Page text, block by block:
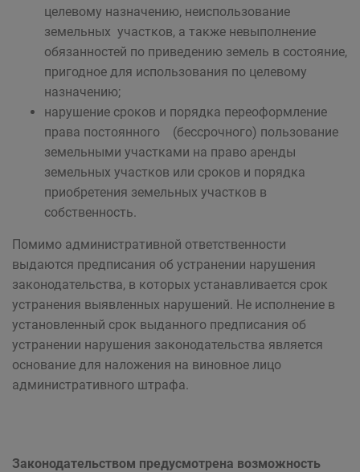
целевому назначению, неиспользование
земельных участков, а также невыполнение
обязанностей по приведению земель в состояние,
пригодное для использования по целевому
назначению;
нарушение сроков и порядка переоформление
права постоянного (бессрочного) пользование
земельными участками на право аренды
земельных участков или сроков и порядка
приобретения земельных участков в
собственность.
Помимо административной ответственности
выдаются предписания об устранении нарушения
законодательства, в которых устанавливается срок
устранения выявленных нарушений. Не исполнение в
установленный срок выданного предписания об
устранении нарушения законодательства является
основание для наложения на виновное лицо
административного штрафа.
Законодательством предусмотрена возможность